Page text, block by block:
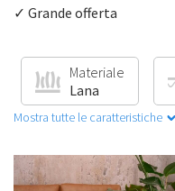
✓ Grande offerta
Materiale
Lana
Mostra tutte le caratteristiche